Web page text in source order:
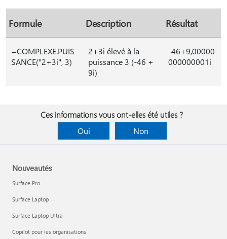
Formule Description Résultat
=COMPLEXE.PUIS
SANCE("2+3i", 3)
2+3i élevé à la
puissance 3 (-46 +
9i)
-46+9,00000
000000001i
Ces informations vous ont-elles été utiles ?
Oui
Non
Nouveautés
Surface Pro
Surface Laptop
Surface Laptop Ultra
Copilot pour les organisations